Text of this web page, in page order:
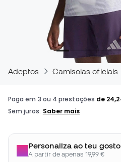
Adeptos Camisolas oficiais
Personaliza ao teu gosto
A partir de apenas 19,99 €